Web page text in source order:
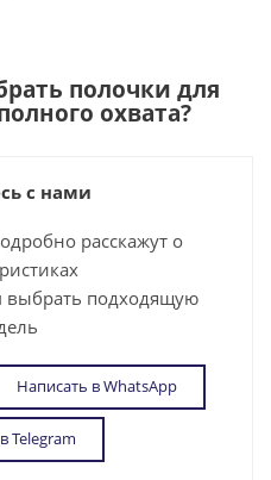
полочки для
охвата?
с нами
расскажут о
выбрать подходящую
Написать в WhatsApp
Telegram